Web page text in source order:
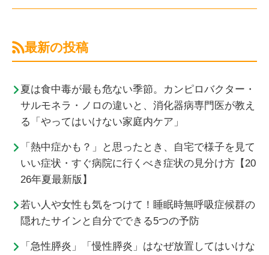
最新の投稿
夏は食中毒が最も危ない季節。カンピロバクター・
サルモネラ・ノロの違いと、消化器病専門医が教え
る「やってはいけない家庭内ケア」
「熱中症かも？」と思ったとき、自宅で様子を見て
いい症状・すぐ病院に行くべき症状の見分け方【20
26年夏最新版】
若い人や女性も気をつけて！睡眠時無呼吸症候群の
隠れたサインと自分でできる5つの予防
「急性膵炎」「慢性膵炎」はなぜ放置してはいけな